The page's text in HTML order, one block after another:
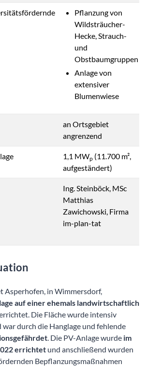
Pflanzung von
Wildsträucher-
Hecke, Strauch-
und
Obstbaumgruppen
Anlage von
extensiver
Blumenwiese
an Ortsgebiet
angrenzend
1,1 MWp (11.700 m²,
aufgeständert)
Ing. Steinböck, MSc
Matthias
Zawichowski, Firma
im-plan-tat
Asperhofen, in Wimmersdorf,
auf einer ehemals landwirtschaftlich
Die Fläche wurde intensiv
durch die Hanglage und fehlende
. Die PV-Anlage wurde im
errichtet und anschließend wurden
Bepflanzungsmaßnahmen